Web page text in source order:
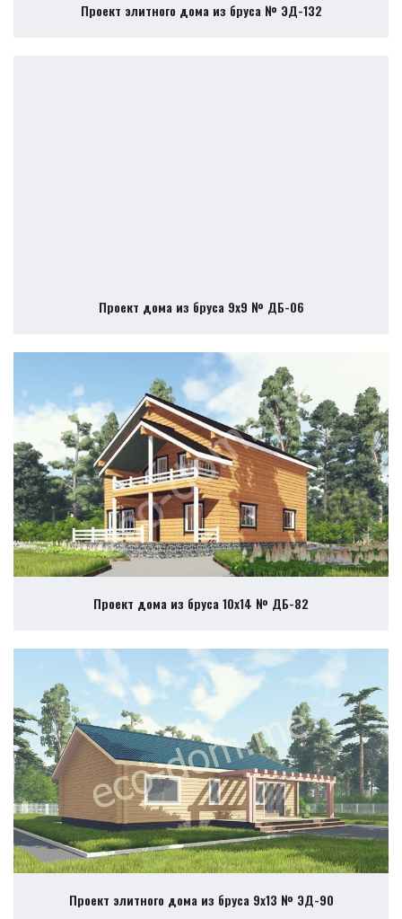
Проект элитного дома из бруса № ЭД-132
Проект дома из бруса 9х9 № ДБ-06
Проект дома из бруса 10х14 № ДБ-82
Проект элитного дома из бруса 9х13 № ЭД-90